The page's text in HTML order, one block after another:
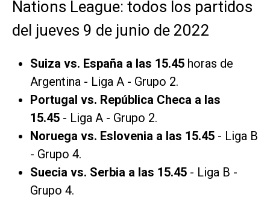
Nations League: todos los partidos
del jueves 9 de junio de 2022
Suiza vs. España a las 15.45 horas de
Argentina - Liga A - Grupo 2.
Portugal vs. República Checa a las
15.45 - Liga A - Grupo 2.
Noruega vs. Eslovenia a las 15.45 - Liga B
- Grupo 4.
Suecia vs. Serbia a las 15.45 - Liga B -
Grupo 4.